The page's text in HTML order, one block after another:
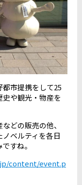
市提携をして25
や観光・物産を
どの販売の他、
ベルティを各日
すね。
content/event.p